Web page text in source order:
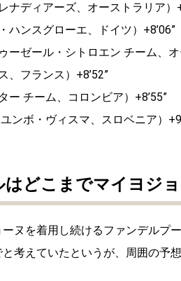
ディアーズ、オーストラリア）
ンスグローエ、ドイツ）+8’06”
ゼール・シトロエン チーム、オ
フランス）+8’52”
チーム、コロンビア）+8’55”
ボ・ヴィスマ、スロベニア）
どこまでマイヨジ
ヌを着用し続けるファンデルプ
考えていたというが、周囲の予